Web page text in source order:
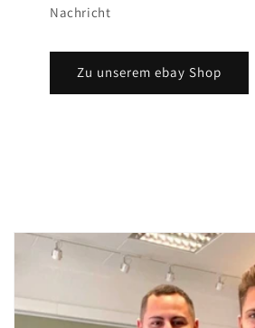
Nachricht
Zu unserem ebay Shop